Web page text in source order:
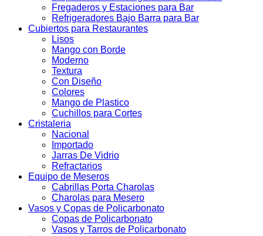
Fregaderos y Estaciones para Bar
Refrigeradores Bajo Barra para Bar
Cubiertos para Restaurantes
Lisos
Mango con Borde
Moderno
Textura
Con Diseño
Colores
Mango de Plastico
Cuchillos para Cortes
Cristaleria
Nacional
Importado
Jarras De Vidrio
Refractarios
Equipo de Meseros
Cabrillas Porta Charolas
Charolas para Mesero
Vasos y Copas de Policarbonato
Copas de Policarbonato
Vasos y Tarros de Policarbonato